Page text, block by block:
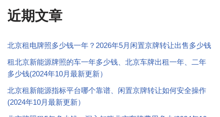
近期文章
北京租电牌照多少钱一年？2026年5月闲置京牌转让出售多少钱
租北京新能源牌照的车一年多少钱、北京车牌出租一年、二年
多少钱(2024年10月最新更新）
北京租新能源指标平台哪个靠谱、闲置京牌转让如何安全操作
(2024年10月最新更新）